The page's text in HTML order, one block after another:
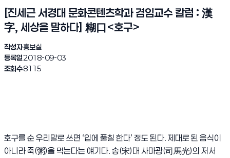
[진세근 서경대 문화콘텐츠학과 겸임교수 칼럼 : 漢
字, 세상을 말하다] 糊口<호구>
작성자홍보실
등록일2018-09-03
조회수8115
호구를 순 우리말로 쓰면 ‘입에 풀칠 한다’ 정도 된다. 제대로 된 음식이
아니라 죽(粥)을 먹는다는 얘기다. 송(宋)대 사마광(司馬光)의 저서